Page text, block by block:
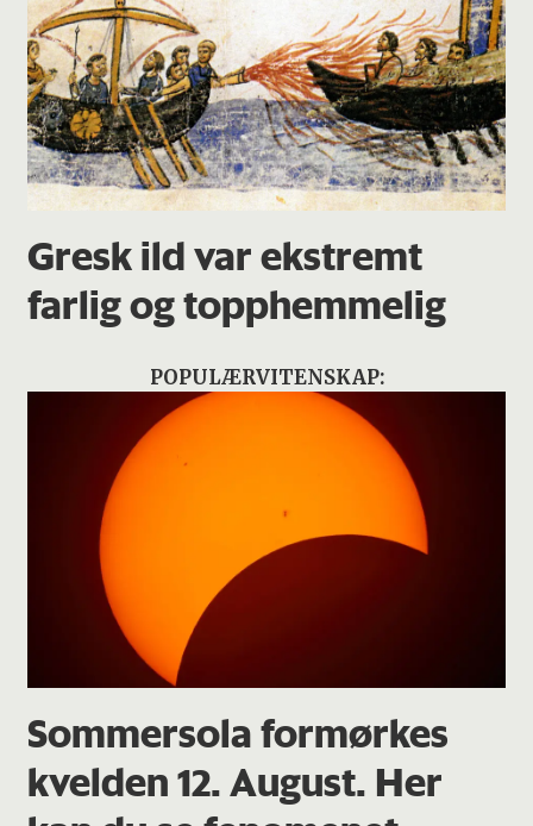
Gresk ild var ekstremt
farlig og topphemmelig
POPULÆRVITENSKAP:
Sommersola formørkes
kvelden 12. August. Her